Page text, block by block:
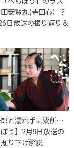
安賢丸(寺田心）？
日放送の振り返り＆
と濡れ手に粟餅…
ぼう】2月9日放送の
り下げ解説